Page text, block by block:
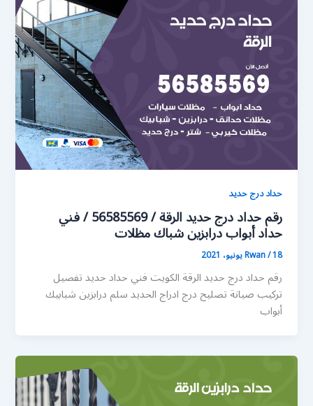
حداد درج حديد
رقم حداد درج حديد الرقة / 56585569 / فني
حداد أبواب درابزين شباك مظلات
Rwan/18 يونيو، 2021
رقم حداد درج حديد الرقة الكويت فني حداد حديد تفصيل
تركيب صيانة تصليح درج ادراج الحديد سلم درابزين شبابيك
أبواب